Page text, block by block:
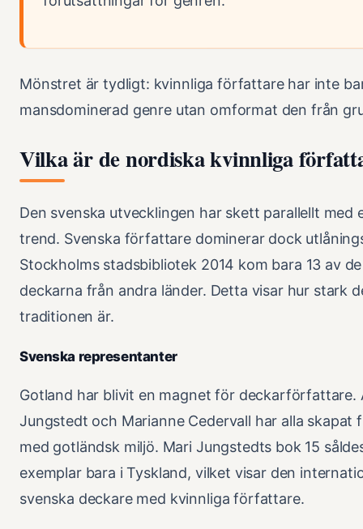
Mönstret är tydligt: kvinnliga författare har inte
mansdominerad genre utan omformat den från
Vilka är de nordiska kvinnliga
Den svenska utvecklingen har skett parallellt med
trend. Svenska författare dominerar dock
Stockholms stadsbibliotek 2014 kom bara 13 av
deckarna från andra länder. Detta visar hur stark
traditionen är.
Svenska representanter
Gotland har blivit en magnet för deckarförfattare.
Jungstedt och Marianne Cedervall har alla skapat
med gotländsk miljö. Mari Jungstedts bok 15
exemplar bara i Tyskland, vilket visar den
svenska deckare med kvinnliga författare.